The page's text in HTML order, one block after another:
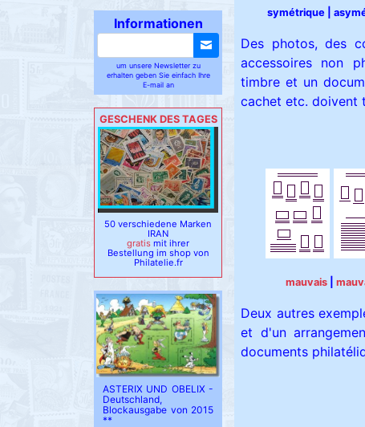
Informationen
um unsere Newsletter zu
erhalten geben Sie einfach Ihre
E-mail an
GESCHENK DES TAGES
50 verschiedene Marken
IRAN
gratis mit ihrer
Bestellung im shop von
Philatelie.fr
ASTERIX UND OBELIX -
Deutschland,
Blockausgabe von 2015
**
symétrique |
Des photos, des
accessoires non
timbre et un
cachet etc. doivent
mauvais |
Deux autres
et d'un
documents